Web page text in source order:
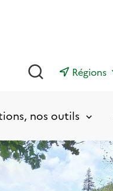
Rechercher
Régions
nos outils